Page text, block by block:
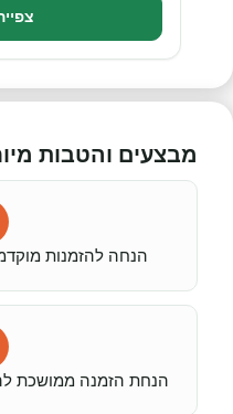
מבצעים והטבות
הנחה להזמנות
הנחת הזמנה ממושכת